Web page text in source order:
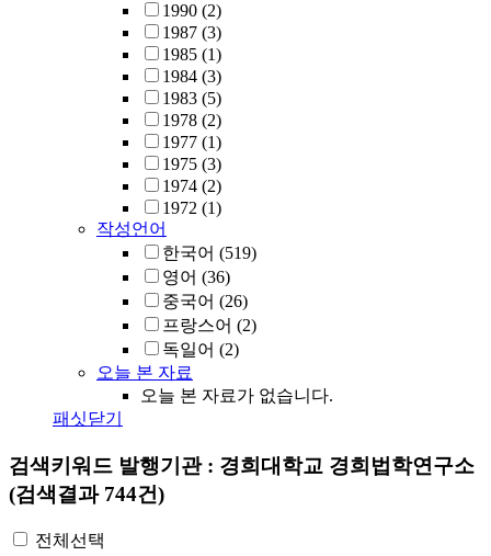
1990 (2)
1987 (3)
1985 (1)
1984 (3)
1983 (5)
1978 (2)
1977 (1)
1975 (3)
1974 (2)
1972 (1)
작성언어
한국어 (519)
영어 (36)
중국어 (26)
프랑스어 (2)
독일어 (2)
오늘 본 자료
오늘 본 자료가 없습니다.
패싯닫기
검색키워드 발행기관 : 경희대학교 경희법학연구소
(검색결과 744건)
전체선택